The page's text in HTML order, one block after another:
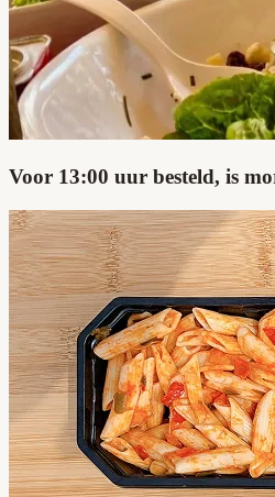
Voor 13:00 uur besteld, is